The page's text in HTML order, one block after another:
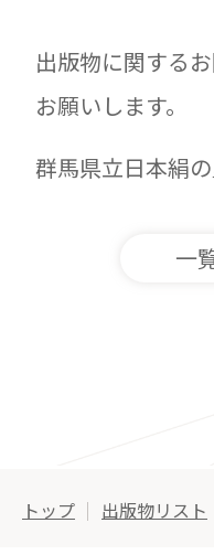
トップ 出版物リスト
出版物に関する
お願いします。
群馬県立日本絹
一